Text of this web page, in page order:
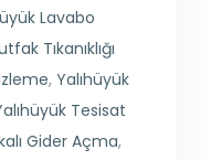
Lavabo
Tıkanıklığı
, Yalıhüyük
Tesisat
Gider Açma,